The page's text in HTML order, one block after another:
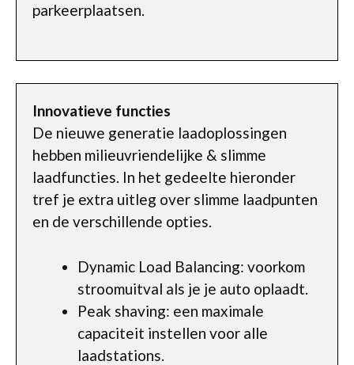
parkeerplaatsen.
Innovatieve functies
De nieuwe generatie laadoplossingen
hebben milieuvriendelijke & slimme
laadfuncties. In het gedeelte hieronder
tref je extra uitleg over slimme laadpunten
en de verschillende opties.
Dynamic Load Balancing: voorkom
stroomuitval als je je auto oplaadt.
Peak shaving: een maximale
capaciteit instellen voor alle
laadstations.